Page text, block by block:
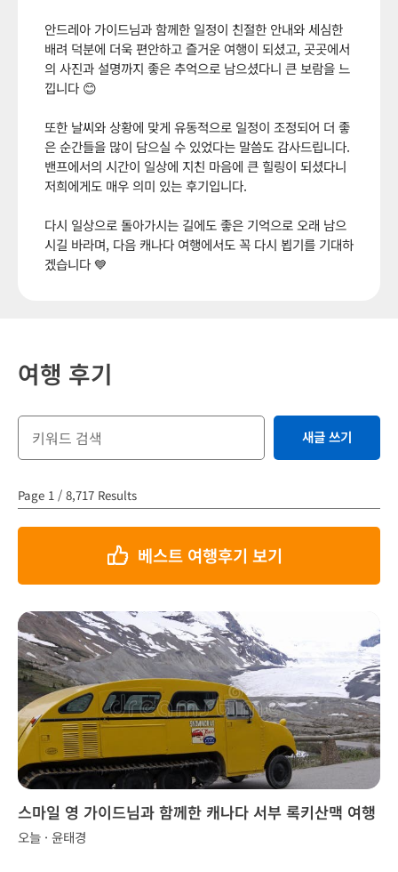
안드레아 가이드님과 함께한 일정이 친절한 안내와 세심한
배려 덕분에 더욱 편안하고 즐거운 여행이 되셨고, 곳곳에서
의 사진과 설명까지 좋은 추억으로 남으셨다니 큰 보람을 느
낍니다 😊
또한 날씨와 상황에 맞게 유동적으로 일정이 조정되어 더 좋
은 순간들을 많이 담으실 수 있었다는 말씀도 감사드립니다.
밴프에서의 시간이 일상에 지친 마음에 큰 힐링이 되셨다니
저희에게도 매우 의미 있는 후기입니다.
다시 일상으로 돌아가시는 길에도 좋은 기억으로 오래 남으
시길 바라며, 다음 캐나다 여행에서도 꼭 다시 뵙기를 기대하
겠습니다 💙
여행 후기
새글 쓰기
Page 1 / 8,717 Results
베스트 여행후기 보기
스마일 영 가이드님과 함께한 캐나다 서부 록키산맥 여행
오늘 · 윤태경